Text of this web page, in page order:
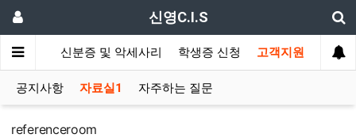
신영C.I.S
발급기 신분증 및 악세사리 학생증 신청 고객지원
공지사항 자료실1 자주하는 질문
referenceroom